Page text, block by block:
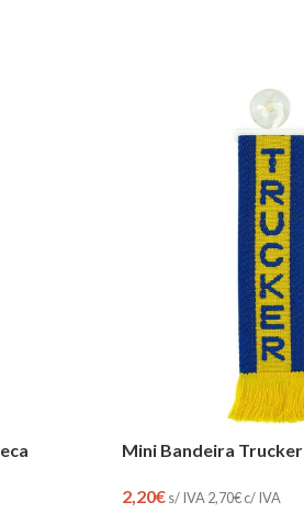
Mini Bandeira Trucker
2,20€s/ IVA 2,70€c/ IVA